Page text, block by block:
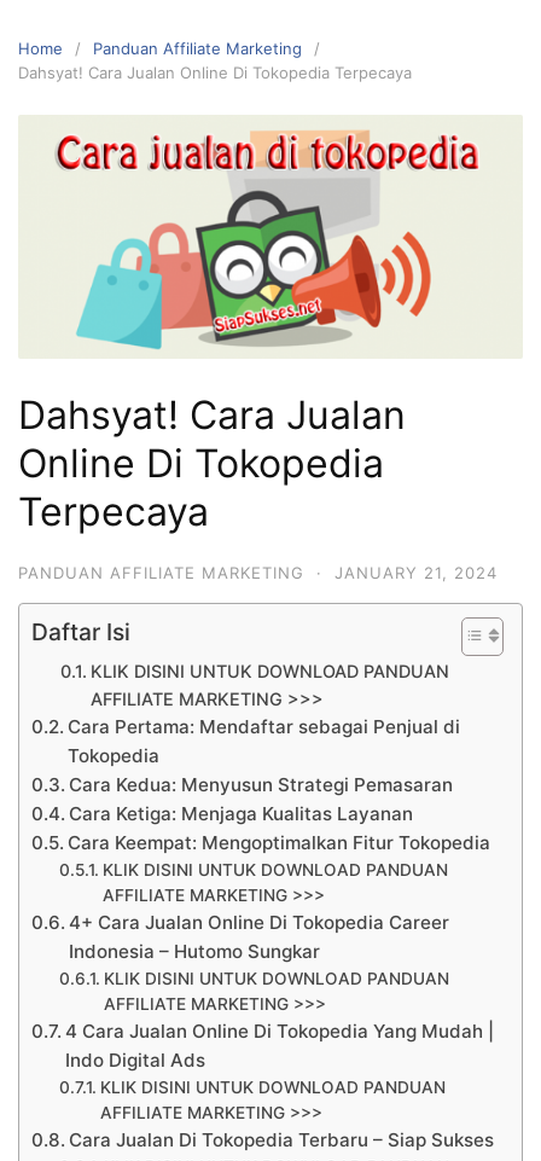
Home
Panduan Affiliate Marketing
Dahsyat! Cara Jualan Online Di Tokopedia Terpecaya
Dahsyat! Cara Jualan
Online Di Tokopedia
Terpecaya
PANDUAN AFFILIATE MARKETING · JANUARY 21, 2024
Daftar Isi
KLIK DISINI UNTUK DOWNLOAD PANDUAN
AFFILIATE MARKETING >>>
Cara Pertama: Mendaftar sebagai Penjual di
Tokopedia
Cara Kedua: Menyusun Strategi Pemasaran
Cara Ketiga: Menjaga Kualitas Layanan
Cara Keempat: Mengoptimalkan Fitur Tokopedia
KLIK DISINI UNTUK DOWNLOAD PANDUAN
AFFILIATE MARKETING >>>
4+ Cara Jualan Online Di Tokopedia Career
Indonesia – Hutomo Sungkar
KLIK DISINI UNTUK DOWNLOAD PANDUAN
AFFILIATE MARKETING >>>
4 Cara Jualan Online Di Tokopedia Yang Mudah |
Indo Digital Ads
KLIK DISINI UNTUK DOWNLOAD PANDUAN
AFFILIATE MARKETING >>>
Cara Jualan Di Tokopedia Terbaru – Siap Sukses